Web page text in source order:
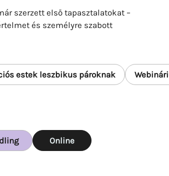
szerzett első tapasztalatokat –
és személyre szabott
estek leszbikus pároknak
Online